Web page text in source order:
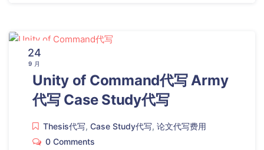
24
9 月
Unity of Command代写 Army
代写 Case Study代写
Thesis代写, Case Study代写, 论文代写费用
0 Comments